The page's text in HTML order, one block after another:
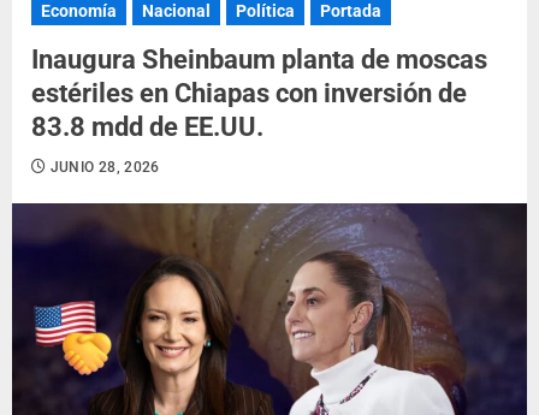
Economía Nacional Política Portada
Inaugura Sheinbaum planta de moscas
estériles en Chiapas con inversión de
83.8 mdd de EE.UU.
JUNIO 28, 2026